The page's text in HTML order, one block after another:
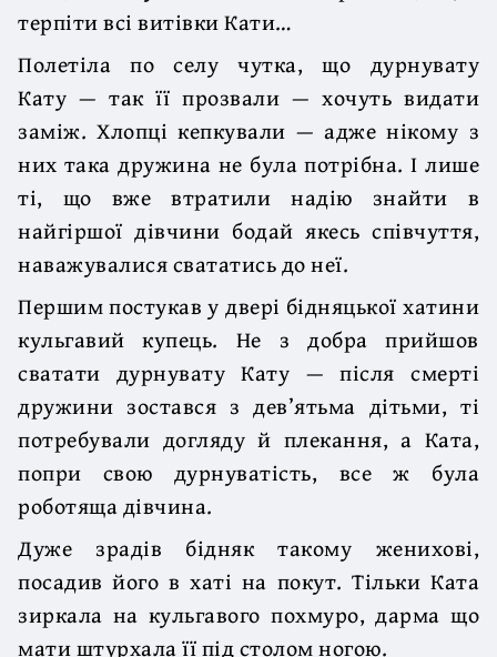
терпіти всі витівки Кати…
Полетіла по селу чутка, що дурнувату
Кату — так її прозвали — хочуть видати
заміж. Хлопці кепкували — адже нікому з
них така дружина не була потрібна. І лише
ті, що вже втратили надію знайти в
найгіршої дівчини бодай якесь співчуття,
наважувалися свататись до неї.
Першим постукав у двері бідняцької хатини
кульгавий купець. Не з добра прийшов
сватати дурнувату Кату — після смерті
дружини зостався з дев’ятьма дітьми, ті
потребували догляду й плекання, а Ката,
попри свою дурнуватість, все ж була
роботяща дівчина.
Дуже зрадів бідняк такому женихові,
посадив його в хаті на покут. Тільки Ката
зиркала на кульгавого похмуро, дарма що
мати штурхала її під столом ногою.